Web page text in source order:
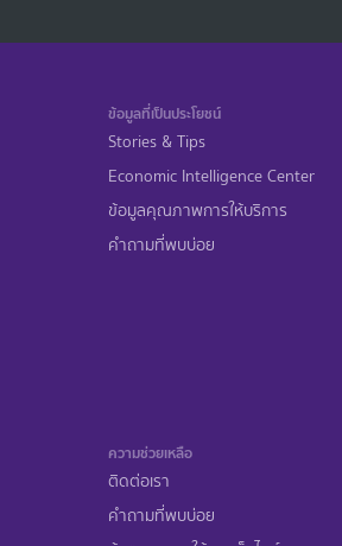
ข้อมูลที่เป็นประโยชน์
Stories & Tips
Economic Intelligence Center
ข้อมูลคุณภาพการให้บริการ
คำถามที่พบบ่อย
ความช่วยเหลือ
ติดต่อเรา
คำถามที่พบบ่อย